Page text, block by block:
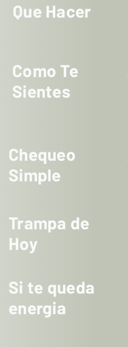
Que Hacer
Como Te
Sientes
Chequeo
Simple
Trampa de
Hoy
Si te queda
energia